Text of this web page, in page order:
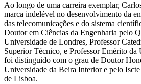
Ao longo de uma carreira exemplar,
marca indelével no desenvolvimento da
das telecomunicações e do sistema
Doutor em Ciências da Engenharia pelo
Universidade de Londres, Professor
Superior Técnico, e Professor Emérito da
foi distinguido com o grau de Doutor
Universidade da Beira Interior e pelo
de Lisboa.